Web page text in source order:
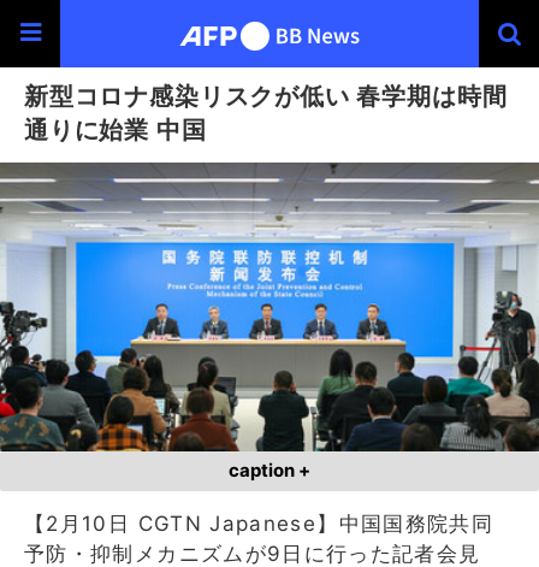
新型コロナ感染リスクが低い 春学期は時間
通りに始業 中国
caption +
【2月10日 CGTN Japanese】中国国務院共同
予防・抑制メカニズムが9日に行った記者会見